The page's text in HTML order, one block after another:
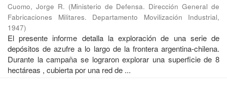
Cuomo, Jorge R. (Ministerio de Defensa. Dirección General de
Fabricaciones Militares. Departamento Movilización Industrial,
1947)
El presente informe detalla la exploración de una serie de
depósitos de azufre a lo largo de la frontera argentina-chilena.
Durante la campaña se lograron explorar una superficie de 8
hectáreas , cubierta por una red de ...